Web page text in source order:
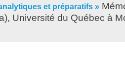
et préparatifs »
Université du Québec à